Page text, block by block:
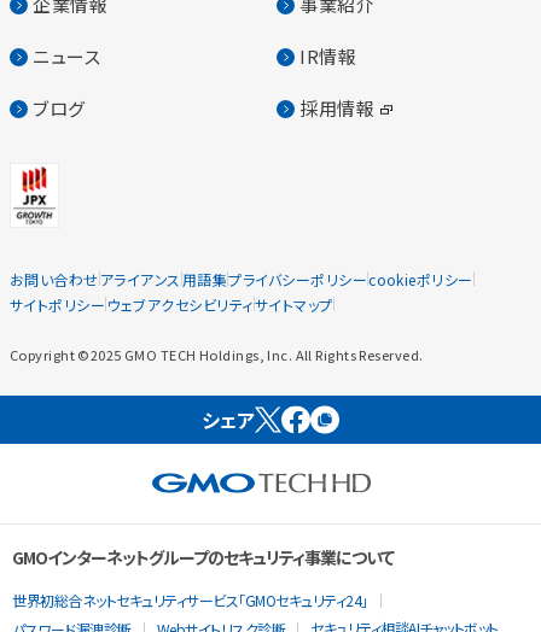
ニュース IR情報
ブログ 採用情報
お問い合わせアライアンス 用語集プライバシーポリシーcookieポリシー
サイトポリシー ウェブアクセシビリティサイトマップ
Copyright ©2025 GMO TECH Holdings, Inc. All Rights Reserved.
シェア
GMOインターネットグループのセキュリティ事業について
世界初総合ネットセキュリティサービス「GMOセキュリティ24」
セキュリティ相談AIチャットボット